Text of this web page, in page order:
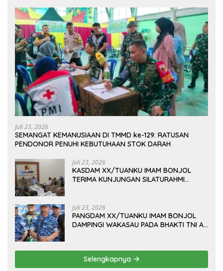
Juli 23, 2026
SEMANGAT KEMANUSIAAN DI TMMD ke-129: RATUSAN
PENDONOR PENUHI KEBUTUHAAN STOK DARAH
Juli 23, 2026
KASDAM XX/TUANKU IMAM BONJOL
TERIMA KUNJUNGAN SILATURAHMI
Juli 23, 2026
PANGDAM XX/TUANKU IMAM BONJOL
DAMPINGI WAKASAU PADA BHAKTI TNI AU
Selengkapnya